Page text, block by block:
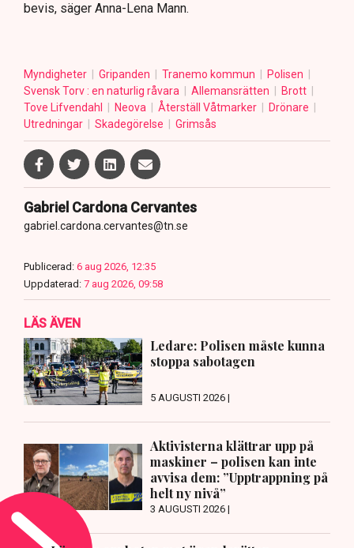
bevis, säger Anna-Lena Mann.
Myndigheter Gripanden Tranemo kommun
Polisen
Svensk Torv : en naturlig råvara
Allemansrätten
Brott
Tove Lifvendahl
Neova Återställ Våtmarker
Drönare
Utredningar
Skadegörelse Grimsås
Gabriel Cardona Cervantes
gabriel.cardona.cervantes@tn.se
Publicerad: 6 aug 2026, 12:35
Uppdaterad: 7 aug 2026, 09:58
LÄS ÄVEN
Ledare: Polisen måste kunna
stoppa sabotagen
5 AUGUSTI 2026 |
Aktivisterna klättrar upp på
maskiner – polisen kan inte
avvisa dem: ”Upptrappning på
helt ny nivå”
3 AUGUSTI 2026 |